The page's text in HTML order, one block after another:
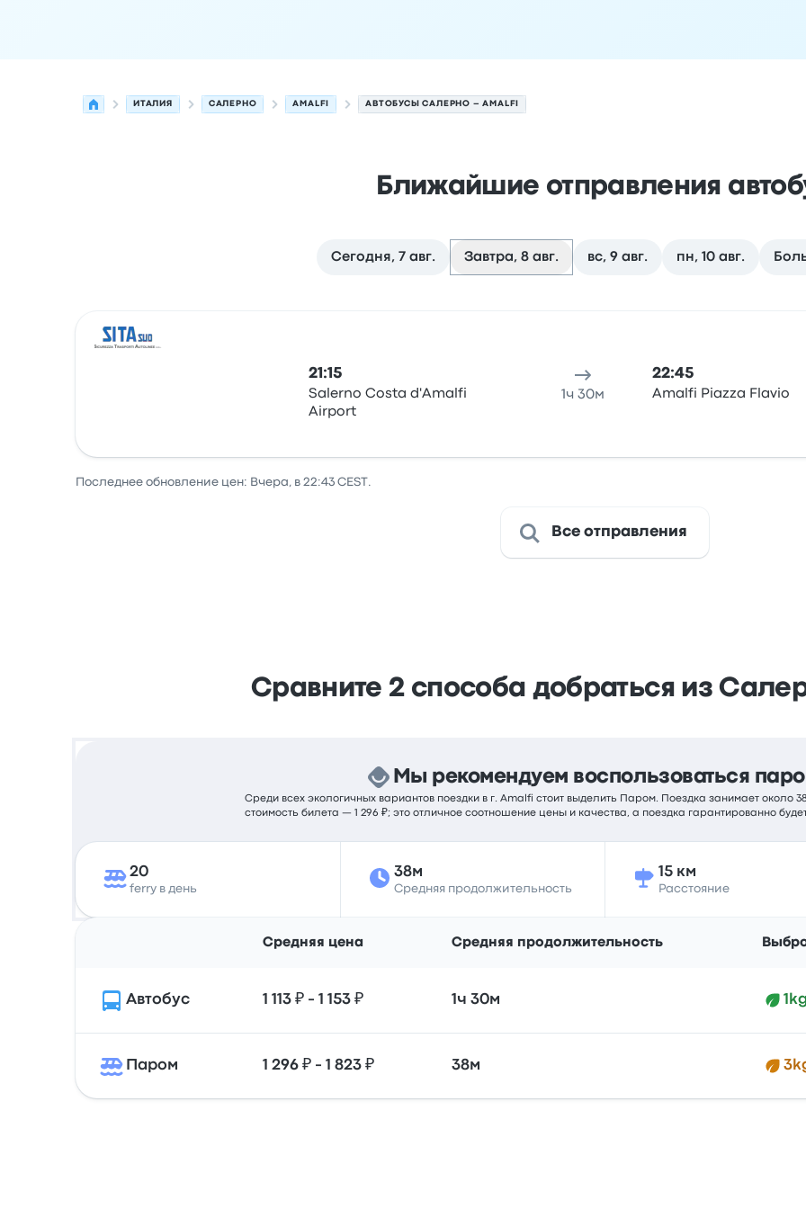
ИТАЛИЯ САЛЕРНО AMALFI АВТОБУСЫ САЛЕРНО – AMALFI
Ближайшие отправления
Сегодня, 7 авг. Завтра, 8 авг. вс, 9 авг. пн, 10 авг.
21:15
Salerno Costa d'Amalfi
Airport
1ч 30м
22:45
Amalfi Piazza Flavio
Последнее обновление цен: Вчера, в 22:43 CEST.
Все отправления
Сравните 2 способа добраться из
Мы рекомендуем воспользоваться
Среди всех экологичных вариантов поездки в г. Amalfi стоит выделить Паром. Поездка занимает около
стоимость билета — 1 296 ₽; это отличное соотношение цены и качества, а поездка гарантированно
20
ferry в день
38м
Средняя продолжительность
15 км
Расстояние
Средняя цена Средняя продолжительность
Автобус 1 113 ₽ - 1 153 ₽ 1ч 30м
Паром 1 296 ₽ - 1 823 ₽ 38м